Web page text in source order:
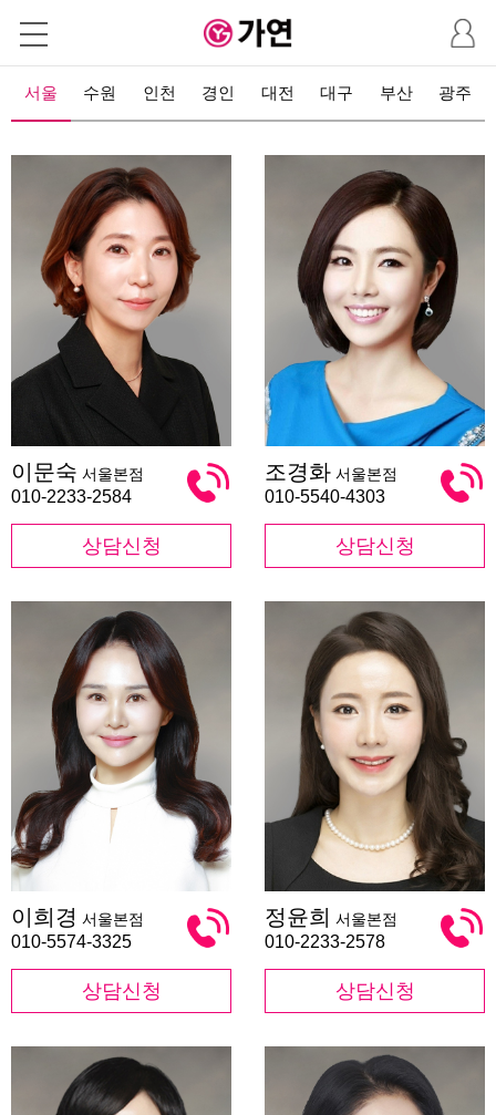
마
이
지
서울 수원 인천 경인 대전 대구 부산 광주
문
숙
이문숙 서울본점
010-2233-2584
상담신청
경
화
조경화 서울본점
010-5540-4303
상담신청
희
경
이희경 서울본점
010-5574-3325
상담신청
윤
희
정윤희 서울본점
010-2233-2578
상담신청